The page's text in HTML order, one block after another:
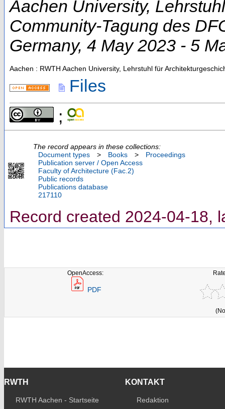
Aachen University,
Community-Tagung des
Germany, 4 May 2023 - 5
Aachen : RWTH Aachen University, Lehrstuhl für
Files
;
The record appears in these collections:
Document types
> Books >
Proceedings
Publication server / Open Access
Faculty of Architecture (Fac.2)
Public records
Publications database
217110
Record created 2024-04-18,
OpenAccess:
PDF
RWTH
RWTH Aachen - Startseite
KONTAKT
Redaktion